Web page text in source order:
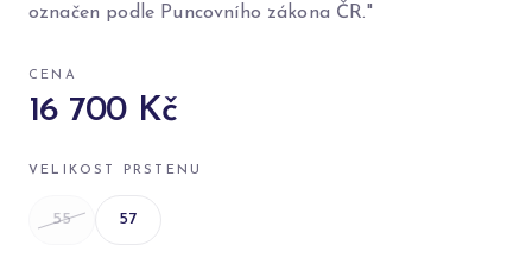
označen podle Puncovního zákona ČR."
CENA
16 700 Kč
VELIKOST PRSTENU
55 57